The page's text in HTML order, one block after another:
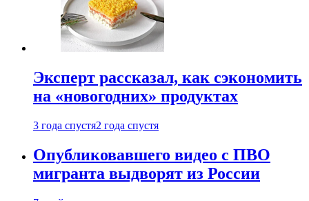
Эксперт рассказал, как сэкономить
на «новогодних» продуктах
3 года спустя2 года спустя
Опубликовавшего видео с ПВО
мигранта выдворят из России